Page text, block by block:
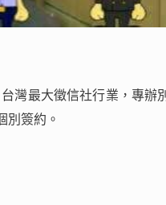
灣最大徵信社行業，專辦
別簽約。